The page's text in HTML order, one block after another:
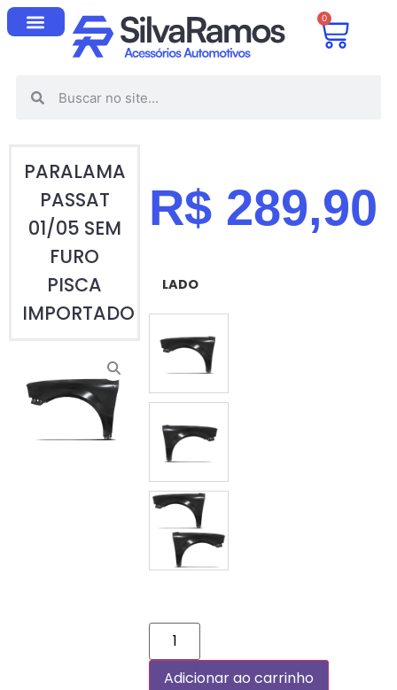
0
PARALAMA
PASSAT
01/05 SEM
FURO
PISCA
IMPORTADO
R$ 289,90
LADO
ESQUERDO (MOTORISTA)
PAR
Adicionar ao carrinho